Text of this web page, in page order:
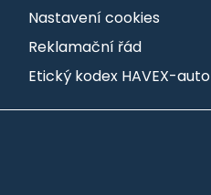
Nastavení cookies
Reklamační řád
Etický kodex HAVEX-auto